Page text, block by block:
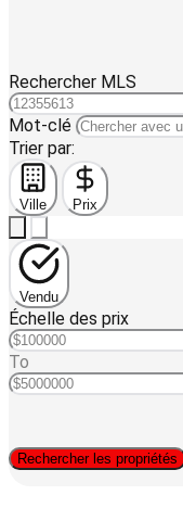
Rechercher MLS
Mot-clé
Trier par:
Ville Prix
Vendu
Échelle des prix
To
Rechercher les propriétés